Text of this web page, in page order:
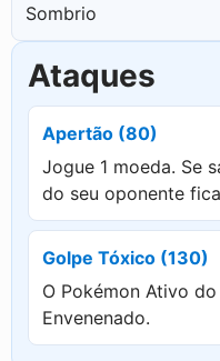
Sombrio
Ataques
Apertão (80)
Jogue 1 moeda. Se
do seu oponente
Golpe Tóxico (130)
O Pokémon Ativo
Envenenado.